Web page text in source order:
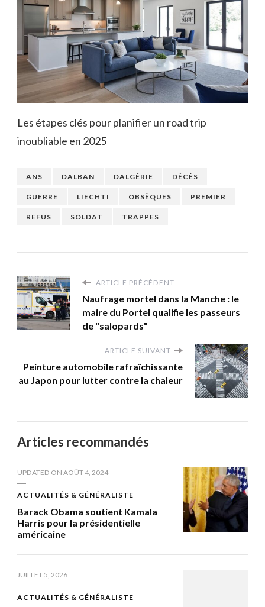
Les étapes clés pour planifier un road trip
inoubliable en 2025
ANS DALBAN DALGÉRIE DÉCÈS
GUERRE LIECHTI OBSÈQUES PREMIER
REFUS SOLDAT TRAPPES
ARTICLE PRÉCÉDENT
Naufrage mortel dans la Manche : le
maire du Portel qualifie les passeurs
de "salopards"
ARTICLE SUIVANT
Peinture automobile rafraîchissante
au Japon pour lutter contre la chaleur
Articles recommandés
UPDATED ON AOÛT 4, 2024
ACTUALITÉS & GÉNÉRALISTE
Barack Obama soutient Kamala
Harris pour la présidentielle
américaine
JUILLET 5, 2026
ACTUALITÉS & GÉNÉRALISTE